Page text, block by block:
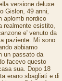
versione deluxe
Gislon, 49 anni,
aplomb nordico
realmente esistito,
e' venuto da
paziente. Mi sono
abbiamo
un passato da
facevo questo
sua. Dopo 18
erano sbagliati e di